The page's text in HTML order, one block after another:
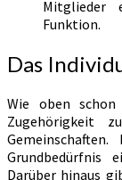
Mitglieder
Funktion.
Das
Wie oben
Zugehörigkeit
Grundbedürfnis
Darüber hinaus